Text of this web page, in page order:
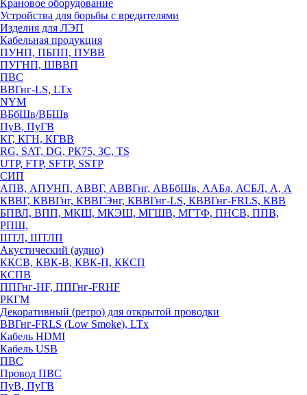
Крановое оборудование
Устройства для борьбы с вредителями
Изделия для ЛЭП
Кабельная продукция
ПУНП, ПБПП, ПУВВ
ПУГНП, ШВВП
ПВС
ВВГнг-LS, LTx
NYM
ВБбШв/ВБШв
ПуВ, ПуГВ
КГ, КГН, КГВВ
RG, SAT, DG, РК75, 3С, TS
UTP, FTP, SFTP, SSTP
СИП
АПВ, АПУНП, АВВГ, АВВГнг, АВБбШв, ААБл, АСБЛ, А, А
КВВГ, КВВГнг, КВВГЭнг, КВВГнг-LS, КВВГнг-FRLS, КВВ
БПВЛ, ВПП, МКШ, МКЭШ, МГШВ, МГТФ, ПНСВ, ППВ,
РПШ,
ШТЛ, ШТЛП
Акустический (аудио)
ККСВ, КВК-В, КВК-П, ККСП
КСПВ
ППГнг-HF, ППГнг-FRHF
РКГМ
Декоративный (ретро) для открытой проводки
ВВГнг-FRLS (Low Smoke), LTx
Кабель HDMI
Кабель USB
ПВС
Провод ПВС
ПуВ, ПуГВ